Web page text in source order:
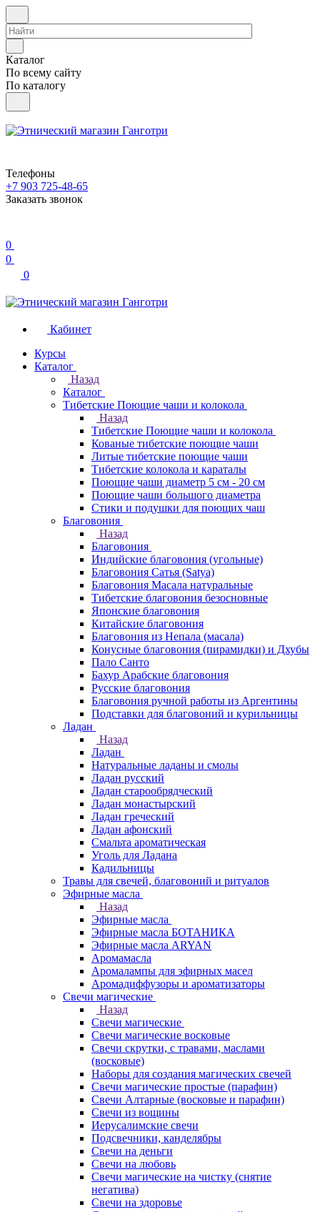
Каталог
По всему сайту
По каталогу
Телефоны
+7 903 725-48-65
Заказать звонок
0
0
0
Кабинет
Курсы
Каталог
Назад
Каталог
Тибетские Поющие чаши и колокола
Назад
Тибетские Поющие чаши и колокола
Кованые тибетские поющие чаши
Литые тибетские поющие чаши
Тибетские колокола и караталы
Поющие чаши диаметр 5 см - 20 см
Поющие чаши большого диаметра
Стики и подушки для поющих чаш
Благовония
Назад
Благовония
Индийские благовония (угольные)
Благовония Сатья (Satya)
Благовония Масала натуральные
Тибетские благовония безосновные
Японские благовония
Китайские благовония
Благовония из Непала (масала)
Конусные благовония (пирамидки) и Дхубы
Пало Санто
Бахур Арабские благовония
Русские благовония
Благовония ручной работы из Аргентины
Подставки для благовоний и курильницы
Ладан
Назад
Ладан
Натуральные ладаны и смолы
Ладан русский
Ладан старообрядческий
Ладан монастырский
Ладан греческий
Ладан афонский
Смальта ароматическая
Уголь для Ладана
Кадильницы
Травы для свечей, благовоний и ритуалов
Эфирные масла
Назад
Эфирные масла
Эфирные масла БОТАНИКА
Эфирные масла ARYAN
Аромамасла
Аромалампы для эфирных масел
Аромадиффузоры и ароматизаторы
Свечи магические
Назад
Свечи магические
Свечи магические восковые
Свечи скрутки, с травами, маслами
(восковые)
Наборы для создания магических свечей
Свечи магические простые (парафин)
Свечи Алтарные (восковые и парафин)
Свечи из вощины
Иерусалимские свечи
Подсвечники, канделябры
Свечи на деньги
Свечи на любовь
Свечи магические на чистку (снятие
негатива)
Свечи на здоровье